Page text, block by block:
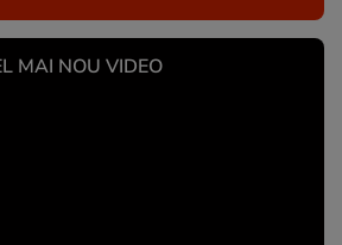
MAI NOU VIDEO